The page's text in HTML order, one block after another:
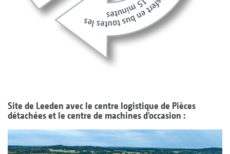
Site de Leeden avec le centre logistique de Pièces
détachées et le centre de machines d’occasion :